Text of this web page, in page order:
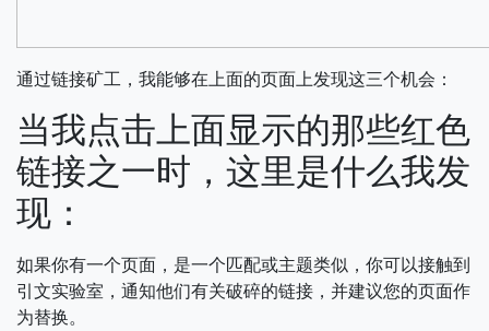
通过链接矿工，我能够在上面的页面上发现这三个机会：
当我点击上面显示的那些红色
链接之一时，这里是什么我发
现：
如果你有一个页面，是一个匹配或主题类似，你可以接触到
引文实验室，通知他们有关破碎的链接，并建议您的页面作
为替换。